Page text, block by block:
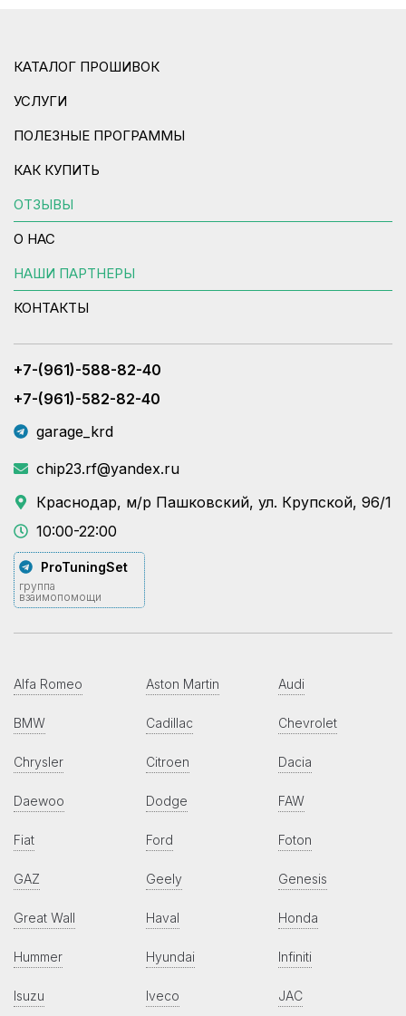
КАТАЛОГ ПРОШИВОК
УСЛУГИ
ПОЛЕЗНЫЕ ПРОГРАММЫ
КАК КУПИТЬ
ОТЗЫВЫ
О НАС
НАШИ ПАРТНЕРЫ
КОНТАКТЫ
+7-(961)-588-82-40
+7-(961)-582-82-40
garage_krd
chip23.rf@yandex.ru
Краснодар, м/р Пашковский, ул. Крупской, 96/1
10:00-22:00
ProTuningSet
группа
взаимопомощи
Alfa Romeo Aston Martin Audi
BMW Cadillac Chevrolet
Chrysler Citroen Dacia
Daewoo Dodge FAW
Fiat Ford Foton
GAZ Geely Genesis
Great Wall Haval Honda
Hummer Hyundai Infiniti
Isuzu Iveco JAC